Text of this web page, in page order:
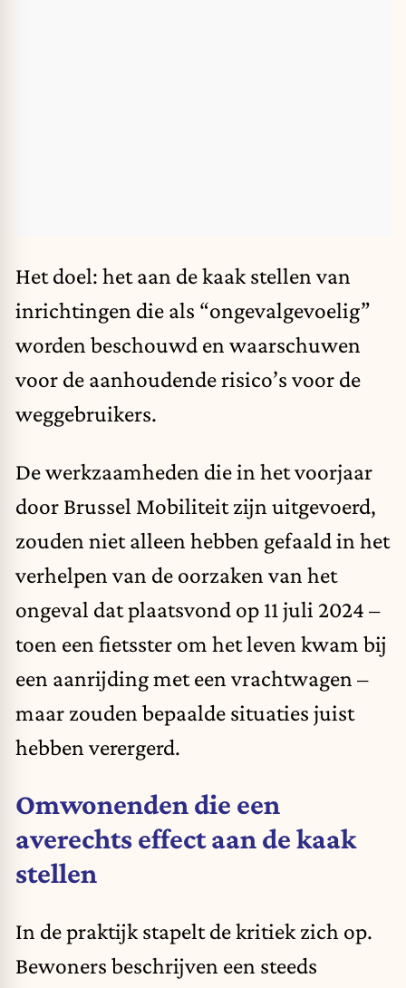
Het doel: het aan de kaak stellen van
inrichtingen die als “ongevalgevoelig”
worden beschouwd en waarschuwen
voor de aanhoudende risico’s voor de
weggebruikers.
De werkzaamheden die in het voorjaar
door Brussel Mobiliteit zijn uitgevoerd,
zouden niet alleen hebben gefaald in het
verhelpen van de oorzaken van het
ongeval dat plaatsvond op 11 juli 2024 –
toen een fietsster om het leven kwam bij
een aanrijding met een vrachtwagen –
maar zouden bepaalde situaties juist
hebben verergerd.
Omwonenden die een
averechts effect aan de kaak
stellen
In de praktijk stapelt de kritiek zich op.
Bewoners beschrijven een steeds